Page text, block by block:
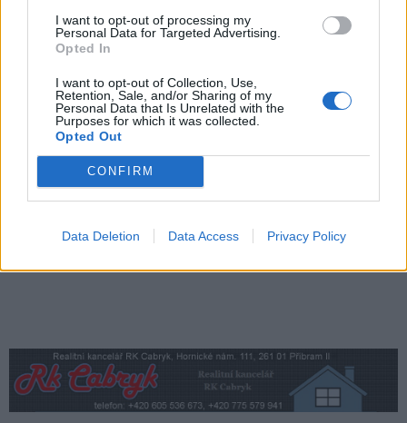
I want to opt-out of processing my
Personal Data for Targeted Advertising.
Opted In
I want to opt-out of Collection, Use,
Retention, Sale, and/or Sharing of my
Personal Data that Is Unrelated with the
Purposes for which it was collected.
Opted Out
CONFIRM
Data Deletion Data Access Privacy Policy
Zpravodajství
Příbram modernizuje parkovací automaty.
Středočeský kraj upravil pravidla soutěže.
Obce nově získají body i za předcházení
vzniku odpadu